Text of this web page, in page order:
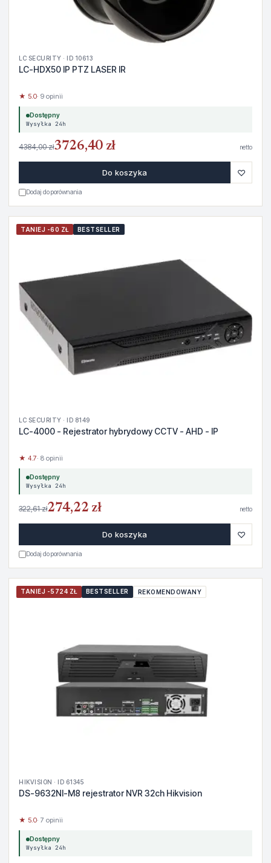
LC SECURITY · ID 10613
LC-HDX50 IP PTZ LASER IR
★ 5.0· 9 opinii
Dostępny
Wysyłka 24h
4384,00 zł3726,40 zł netto
Do koszyka ♡
Dodaj do porównania
TANIEJ -60 ZŁ BESTSELLER
LC SECURITY · ID 8149
LC-4000 - Rejestrator hybrydowy CCTV - AHD - IP
★ 4.7· 8 opinii
Dostępny
Wysyłka 24h
322,61 zł274,22 zł netto
Do koszyka ♡
Dodaj do porównania
TANIEJ -5724 ZŁ BESTSELLER REKOMENDOWANY
HIKVISION · ID 61345
DS-9632NI-M8 rejestrator NVR 32ch Hikvision
★ 5.0· 7 opinii
Dostępny
Wysyłka 24h